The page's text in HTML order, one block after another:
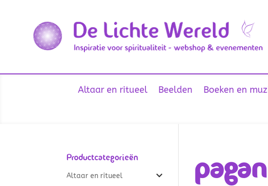
Altaar en ritueel Beelden Boeken en
Productcategorieën
Altaar en ritueel